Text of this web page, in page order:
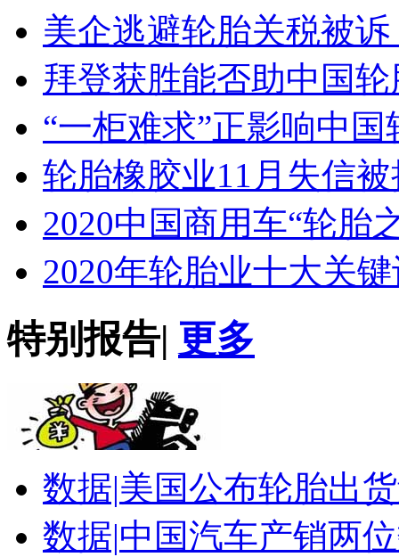
美企逃避轮胎关税被
拜登获胜能否助中国
“一柜难求”正影响中国
轮胎橡胶业11月失信
2020中国商用车“轮胎
2020年轮胎业十大关
特别报告| 更多
数据|美国公布轮胎出
数据|中国汽车产销两